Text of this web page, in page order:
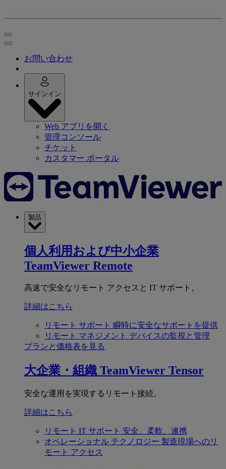
お問い合わせ
サインイン
Web アプリを開く
管理コンソール
チケット
カスタマー ポータル
製品
個人利用および中小企業
TeamViewer Remote
高速で安全なリモート アクセスと IT サポート。
詳細はこちら
リモート サポート 瞬時に安全なサポートを提供
リモート マネジメント デバイスの監視と管理
プランと価格表を見る
大企業・組織 TeamViewer Tensor
安全な運用を実現するリモート接続。
詳細はこちら
リモート IT サポート 安全、柔軟、連携
オペレーショナル テクノロジー 製造現場へのリ
モート アクセス